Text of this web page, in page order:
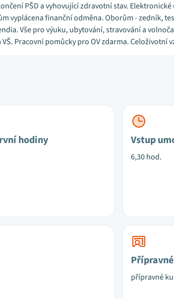
PŠD a vyhovující zdravotní stav. Elektronické
vyplácena finanční odměna. Oborům - zedník,
Vše pro výuku, ubytování, stravování a
Pracovní pomůcky pro OV zdarma. Celoživotní
hodiny Vstup
6,30 hod.
přípravné